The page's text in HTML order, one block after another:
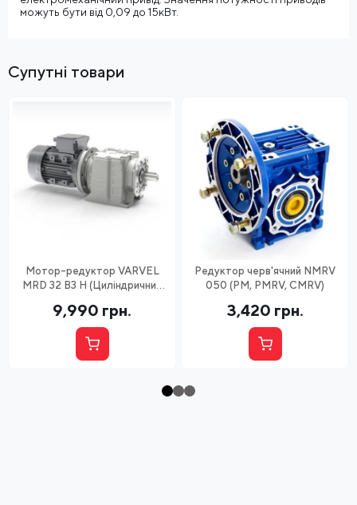
можуть бути від 0,09 до 15кВт.
Супутні товари
Мотор-редуктор VARVEL
MRD 32 B3 H (Циліндричний
9,990 грн.
Редуктор черв'ячний NMRV
050 (PM, PMRV, CMRV)
3,420 грн.